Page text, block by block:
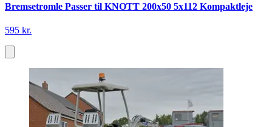
Bremsetromle Passer til KNOTT 200x50 5x112 Kompaktleje
595 kr.